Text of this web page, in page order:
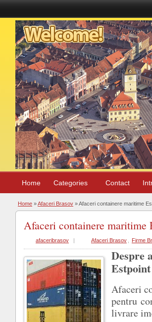
Home Categories Contact
Home »Afaceri Brasov » Afaceri containere maritime
Afaceri containere maritime
afaceribrasov | Afaceri Brasov Firme
Despre
Estpoint
Afaceri
pentru
livrare